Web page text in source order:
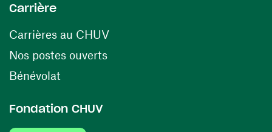
Carrière
Carrières au CHUV(opens in a new window)
Nos postes ouverts(opens in a new window)
Bénévolat
Fondation CHUV